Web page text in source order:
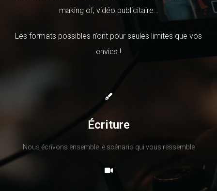
making of, vidéo publicitaire…
Les formats possibles n’ont pour seules limites que vos
envies !
Écriture
Nous écrivons ensemble le scénario qui vous ressemble